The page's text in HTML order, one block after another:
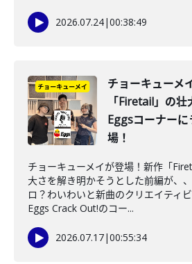
2026.07.24|00:38:49
チョーキューメ
「Firetail」の
Eggsコーナー
場！
チョーキューメイが登場！新作「
大さを解き明かそうとした前編が、
ロ？わいわいと新曲のクリエイティ
Eggs Crack Out!のコー...
2026.07.17|00:55:34